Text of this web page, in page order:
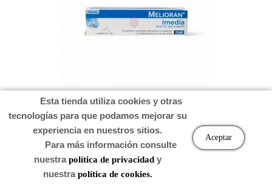
MELIORAN IMEDIA 4 STICKS 5 ML
Precio
6,94 €
Esta tienda utiliza cookies y otras
tecnologías para que podamos mejorar su
experiencia en nuestros sitios.
Para más información consulte
nuestrapolítica de privacidady
nuestrapolítica de cookies.
Aceptar